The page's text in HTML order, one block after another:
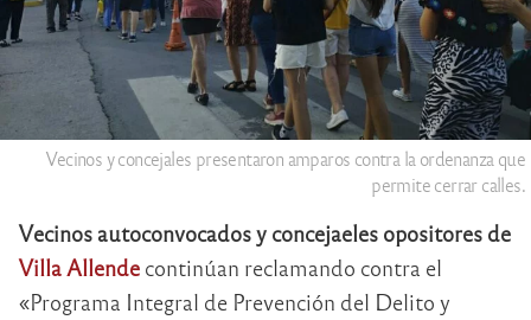
Vecinos y concejales presentaron amparos contra la ordenanza que
permite cerrar calles.
Vecinos autoconvocados y concejaeles opositores de
Villa Allende continúan reclamando contra el
«Programa Integral de Prevención del Delito y